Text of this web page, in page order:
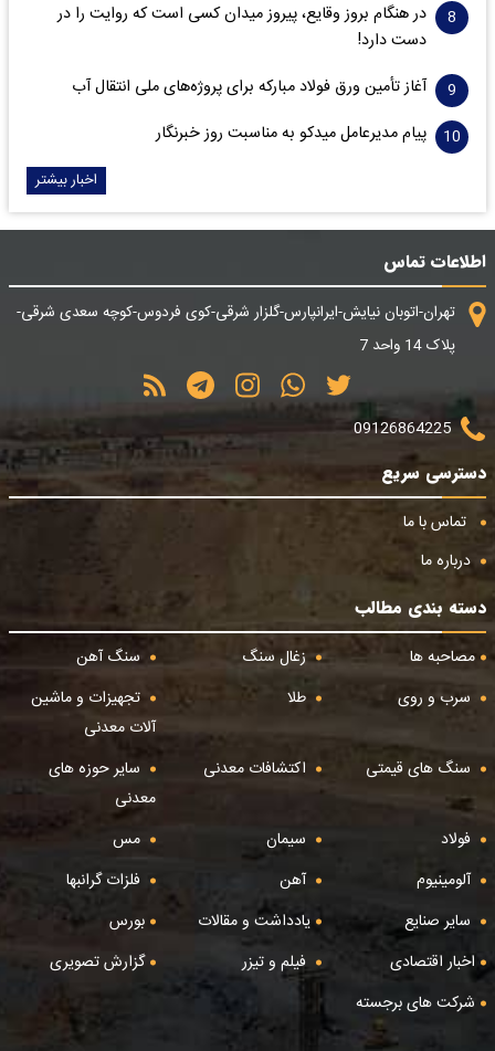
در هنگام بروز وقایع، پیروز میدان کسی است که روایت را در
دست دارد!
آغاز تأمین ورق فولاد مبارکه برای پروژه‌های ملی انتقال آب
پیام مدیرعامل میدکو به مناسبت روز خبرنگار
اخبار بیشتر
اطلاعات تماس
تهران-اتوبان نیایش-ایرانپارس-گلزار شرقی-کوی فردوس-کوچه سعدی شرقی-
پلاک 14 واحد 7
09126864225
دسترسی سریع
تماس با ما
درباره ما
دسته بندی مطالب
مصاحبه ها
زغال سنگ
سنگ آهن
سرب و روی
طلا
تجهیزات و ماشین
آلات معدنی
سنگ های قیمتی
اکتشافات معدنی
سایر حوزه های
معدنی
فولاد
سیمان
مس
آلومینیوم
آهن
فلزات گرانبها
سایر صنایع
یادداشت و مقالات
بورس
اخبار اقتصادی
فیلم و تیزر
گزارش تصویری
شرکت های برجسته